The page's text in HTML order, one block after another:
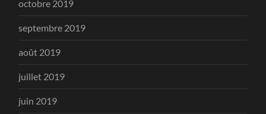
octobre 2019
septembre 2019
août 2019
juillet 2019
juin 2019